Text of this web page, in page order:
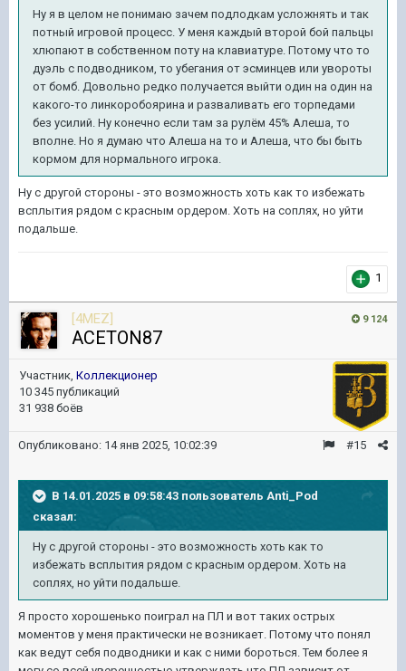
Ну я в целом не понимаю зачем подлодкам усложнять и так
потный игровой процесс. У меня каждый второй бой пальцы
хлюпают в собственном поту на клавиатуре. Потому что то
дуэль с подводником, то убегания от эсминцев или увороты
от бомб. Довольно редко получается выйти один на один на
какого-то линкоробоярина и разваливать его торпедами
без усилий. Ну конечно если там за рулём 45% Алеша, то
вполне. Но я думаю что Алеша на то и Алеша, что бы быть
кормом для нормального игрока.
Ну с другой стороны - это возможность хоть как то избежать
всплытия рядом с красным ордером. Хоть на соплях, но уйти
подальше.
1
9 124
[4MEZ]
ACETON87
Участник, Коллекционер
10 345 публикаций
31 938 боёв
#15
Опубликовано: 14 янв 2025, 10:02:39
В 14.01.2025 в 09:58:43 пользователь Anti_Pod
сказал:
Ну с другой стороны - это возможность хоть как то
избежать всплытия рядом с красным ордером. Хоть на
соплях, но уйти подальше.
Я просто хорошенько поиграл на ПЛ и вот таких острых
моментов у меня практически не возникает. Потому что понял
как ведут себя подводники и как с ними бороться. Тем более я